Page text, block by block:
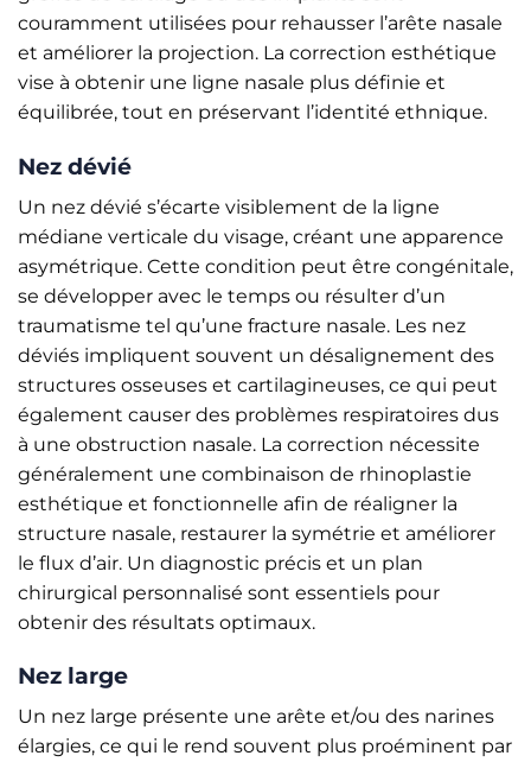
couramment utilisées pour rehausser l’arête nasale
et améliorer la projection. La correction esthétique
vise à obtenir une ligne nasale plus définie et
équilibrée, tout en préservant l’identité ethnique.
Nez dévié
Un nez dévié s’écarte visiblement de la ligne
médiane verticale du visage, créant une apparence
asymétrique. Cette condition peut être congénitale,
se développer avec le temps ou résulter d’un
traumatisme tel qu’une fracture nasale. Les nez
déviés impliquent souvent un désalignement des
structures osseuses et cartilagineuses, ce qui peut
également causer des problèmes respiratoires dus
à une obstruction nasale. La correction nécessite
généralement une combinaison de rhinoplastie
esthétique et fonctionnelle afin de réaligner la
structure nasale, restaurer la symétrie et améliorer
le flux d’air. Un diagnostic précis et un plan
chirurgical personnalisé sont essentiels pour
obtenir des résultats optimaux.
Nez large
Un nez large présente une arête et/ou des narines
élargies, ce qui le rend souvent plus proéminent par